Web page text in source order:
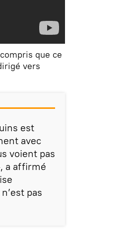
que ce
vers
est
avec
voient pas
a affirmé
pas